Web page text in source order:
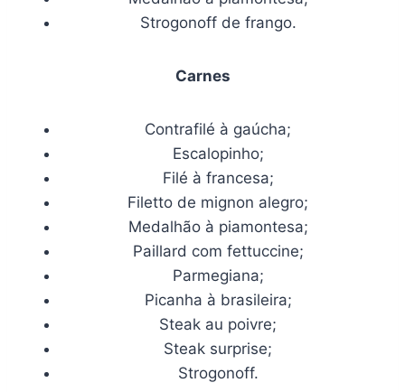
Strogonoff de frango.
Carnes
Contrafilé à gaúcha;
Escalopinho;
Filé à francesa;
Filetto de mignon alegro;
Medalhão à piamontesa;
Paillard com fettuccine;
Parmegiana;
Picanha à brasileira;
Steak au poivre;
Steak surprise;
Strogonoff.